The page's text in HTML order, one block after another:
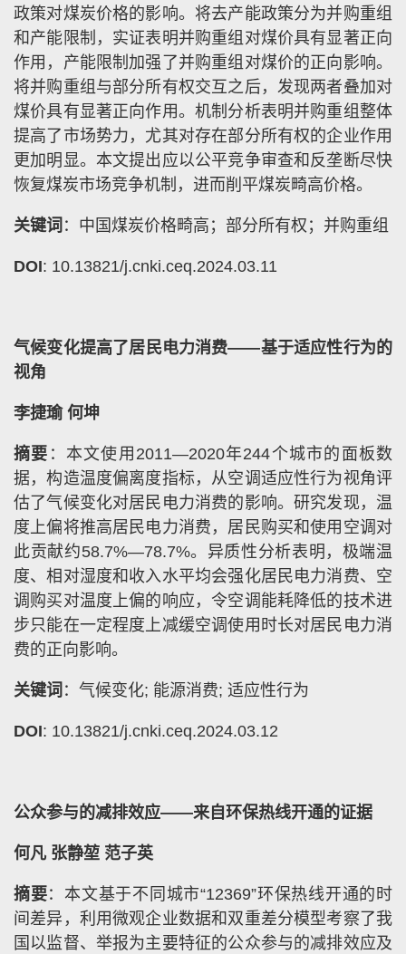
政策对煤炭价格的影响。将去产能政策分为并购重组
和产能限制，实证表明并购重组对煤价具有显著正向
作用，产能限制加强了并购重组对煤价的正向影响。
将并购重组与部分所有权交互之后，发现两者叠加对
煤价具有显著正向作用。机制分析表明并购重组整体
提高了市场势力，尤其对存在部分所有权的企业作用
更加明显。本文提出应以公平竞争审查和反垄断尽快
恢复煤炭市场竞争机制，进而削平煤炭畸高价格。
关键词 ：中国煤炭价格畸高；部分所有权；并购重组
DOI: 10.13821/j.cnki.ceq.2024.03.11
气候变化提高了居民电力消费——基于适应性行为的
视角
李捷瑜 何坤
摘要 ：本文使用2011—2020年244个城市的面板数
据，构造温度偏离度指标，从空调适应性行为视角评
估了气候变化对居民电力消费的影响。研究发现，温
度上偏将推高居民电力消费，居民购买和使用空调对
此贡献约58.7%—78.7%。异质性分析表明，极端温
度、相对湿度和收入水平均会强化居民电力消费、空
调购买对温度上偏的响应，令空调能耗降低的技术进
步只能在一定程度上减缓空调使用时长对居民电力消
费的正向影响。
关键词 ：气候变化; 能源消费; 适应性行为
DOI: 10.13821/j.cnki.ceq.2024.03.12
公众参与的减排效应——来自环保热线开通的证据
何凡 张静堃 范子英
摘要：本文基于不同城市“12369”环保热线开通的时
间差异，利用微观企业数据和双重差分模型考察了我
国以监督、举报为主要特征的公众参与的减排效应及